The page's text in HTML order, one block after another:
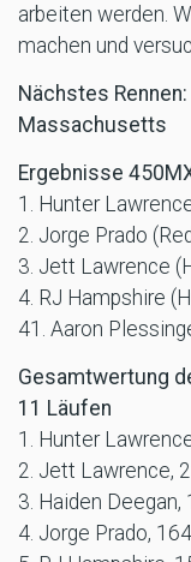
arbeiten werden.
machen und
Nächstes
Massachusetts
Ergebnisse
1. Hunter
2. Jorge Prado
3. Jett Lawrence
4. RJ Hampshire
41. Aaron
Gesamtwertung
11 Läufen
1. Hunter
2. Jett Lawrence,
3. Haiden Deegan,
4. Jorge Prado, 164